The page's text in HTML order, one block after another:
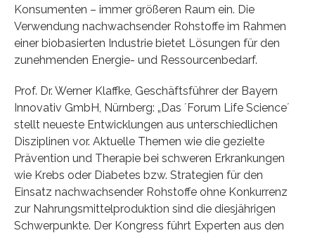
Konsumenten – immer größeren Raum ein. Die
Verwendung nachwachsender Rohstoffe im Rahmen
einer biobasierten Industrie bietet Lösungen für den
zunehmenden Energie- und Ressourcenbedarf.
Prof. Dr. Werner Klaffke, Geschäftsführer der Bayern
Innovativ GmbH, Nürnberg: „Das ´Forum Life Science´
stellt neueste Entwicklungen aus unterschiedlichen
Disziplinen vor. Aktuelle Themen wie die gezielte
Prävention und Therapie bei schweren Erkrankungen
wie Krebs oder Diabetes bzw. Strategien für den
Einsatz nachwachsender Rohstoffe ohne Konkurrenz
zur Nahrungsmittelproduktion sind die diesjährigen
Schwerpunkte. Der Kongress führt Experten aus den